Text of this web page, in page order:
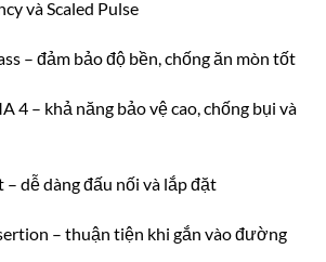
và Scaled Pulse
– đảm bảo độ bền, chống ăn mòn tốt
4 – khả năng bảo vệ cao, chống bụi và
dễ dàng đấu nối và lắp đặt
– thuận tiện khi gắn vào đường